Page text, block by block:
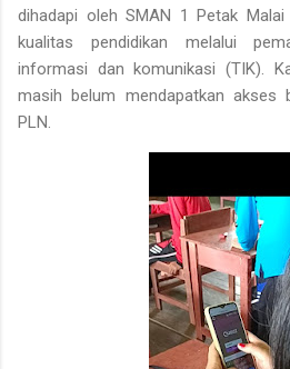
dihadapi oleh SMAN 1 Petak
kualitas pendidikan melalui
informasi dan komunikasi (TIK).
masih belum mendapatkan akses
PLN.